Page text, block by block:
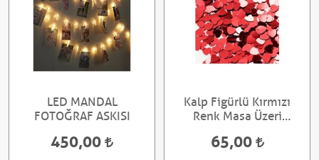
LED MANDAL
FOTOĞRAF ASKISI
450,00
Kalp Figürlü Kırmızı
Renk Masa Üzeri
65,00